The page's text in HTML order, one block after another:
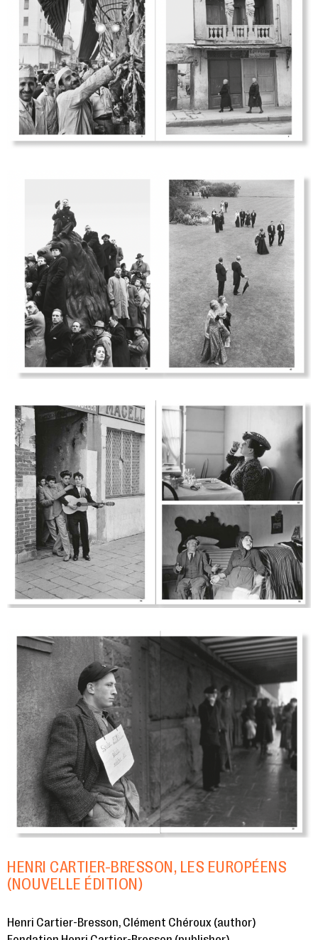
HENRI CARTIER-BRESSON, LES EUROPÉENS
(NOUVELLE ÉDITION)
Henri Cartier-Bresson, Clément Chéroux (author)